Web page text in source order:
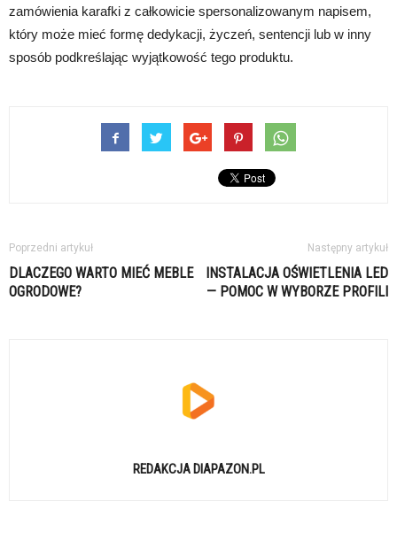
zamówienia karafki z całkowicie spersonalizowanym napisem,
który może mieć formę dedykacji, życzeń, sentencji lub w inny
sposób podkreślając wyjątkowość tego produktu.
Poprzedni artykuł
DLACZEGO WARTO MIEĆ MEBLE
OGRODOWE?
Następny artykuł
INSTALACJA OŚWIETLENIA LED
— POMOC W WYBORZE PROFILI
REDAKCJA DIAPAZON.PL